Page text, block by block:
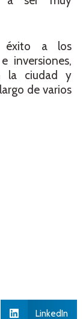
éxito a los
inversiones,
la ciudad y
de varios
LinkedIn